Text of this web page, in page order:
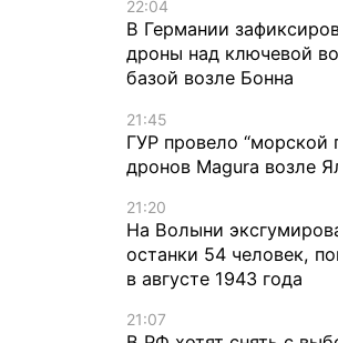
22:04
В Германии
дроны над ключевой
базой возле Бонна
21:45
ГУР провело “морской
дронов Magura возле
21:20
На Волыни
останки 54 человек,
в августе 1943 года
21:07